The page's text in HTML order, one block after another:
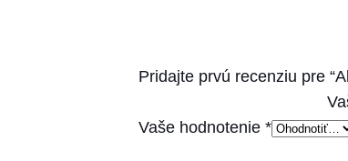
Pridajte prvú recenziu pre
Vaše hodnotenie *